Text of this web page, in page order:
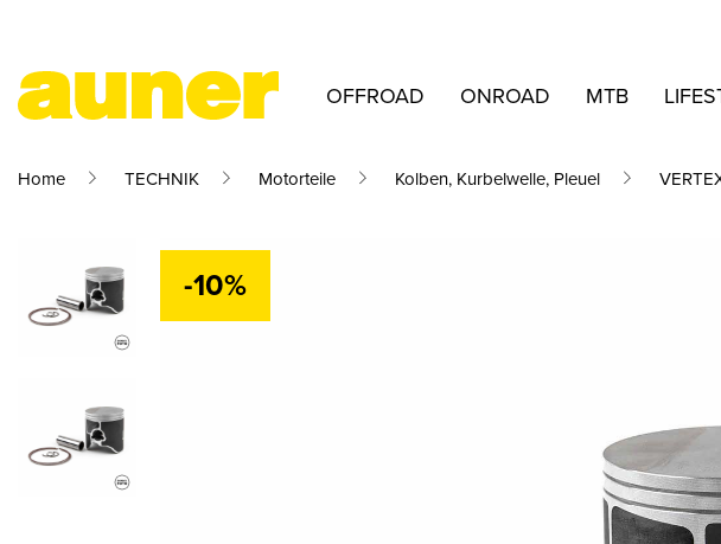
OFFROAD ONROAD MTB
Home TECHNIK Motorteile Kolben, Kurbelwelle, Pleuel
-10%